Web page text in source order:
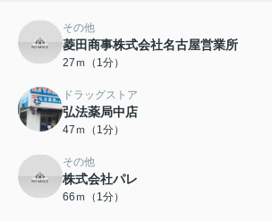
その他
菱田商事株式会社名古屋営業所
27ｍ（1分）
ドラッグストア
弘法薬局中店
47ｍ（1分）
その他
株式会社パレ
66ｍ（1分）